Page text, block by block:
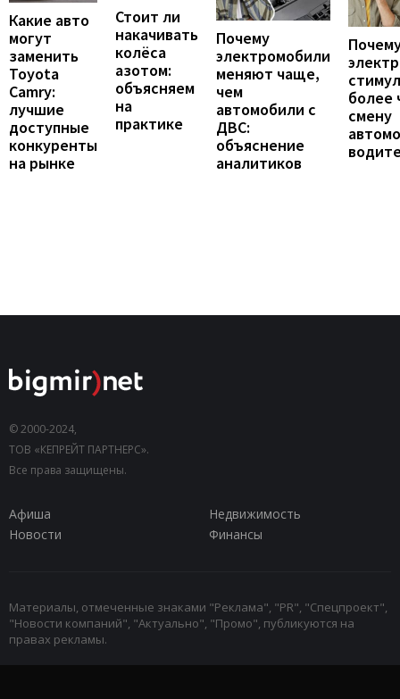
Какие авто
могут
заменить
Toyota
Camry:
лучшие
доступные
конкуренты
на рынке
Стоит ли
накачивать
колёса
азотом:
объясняем
на
практике
Почему
электромобили
меняют чаще,
чем
автомобили с
ДВС:
объяснение
аналитиков
более
смену
© 2000-2024,
ТОВ «КЕПРЕЙТ ПАРТНЕРС».
Все права защищены.
Афиша
Недвижимость
Новости
Финансы
Материалы, отмеченные знаками "Реклама", "PR", "Спецпроект",
"Новости компаний", "Актуально", "Промо", публикуются на
правах рекламы.